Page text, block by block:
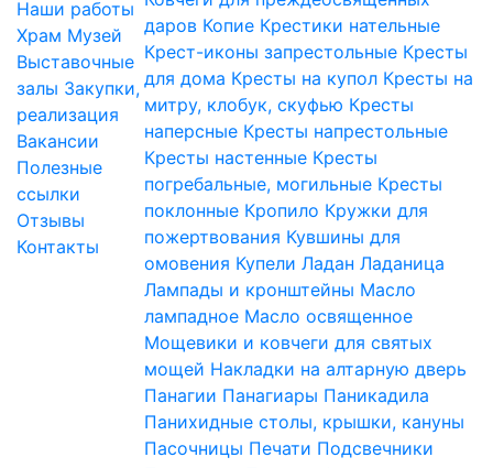
Наши работы
Храм Музей
Выставочные
залы Закупки,
реализация
Вакансии
Полезные
ссылки
Отзывы
Контакты
даров Копие Крестики нательные
Крест-иконы запрестольные Кресты
для дома Кресты на купол Кресты на
митру, клобук, скуфью Кресты
наперсные Кресты напрестольные
Кресты настенные Кресты
погребальные, могильные Кресты
поклонные Кропило Кружки для
пожертвования Кувшины для
омовения Купели Ладан Ладаница
Лампады и кронштейны Масло
лампадное Масло освященное
Мощевики и ковчеги для святых
мощей Накладки на алтарную дверь
Панагии Панагиары Паникадила
Панихидные столы, крышки, кануны
Пасочницы Печати Подсвечники